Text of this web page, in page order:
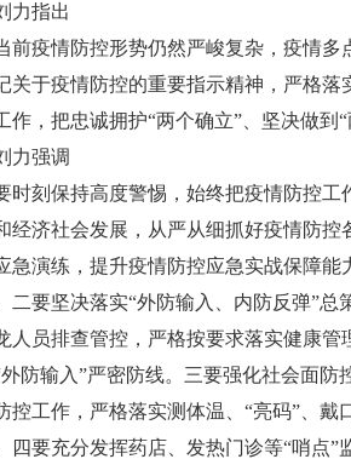
指出
疫情防控形势仍然严峻复杂，疫情多
关于疫情防控的重要指示精神，严格
作，把忠诚拥护“两个确立”、坚决做到
强调
刻保持高度警惕，始终把疫情防控工
经济社会发展，从严从细抓好疫情防
急演练，提升疫情防控应急实战保障
二要坚决落实“外防输入、内防反弹”
人员排查管控，严格按要求落实健康
防输入”严密防线。三要强化社会面
控工作，严格落实测体温、“亮码”、戴
四要充分发挥药店、发热门诊等“哨点